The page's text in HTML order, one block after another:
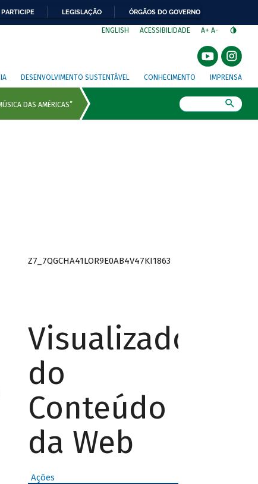
PARTICIPE LEGISLAÇÃO ÓRGÃOS DO GOVERNO
ENGLISH ACESSIBILIDADE A+ A-
DESENVOLVIMENTO SUSTENTÁVEL CONHECIMENTO IMPRENSA
Z7_7QGCHA41LOR9E0AB4V47KI1863
Visualizador
do
Conteúdo
da Web
Ações